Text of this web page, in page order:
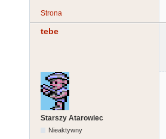
Strona
tebe
Starszy Atarowiec
Nieaktywny